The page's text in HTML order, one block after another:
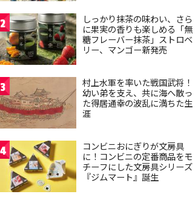
しっかり抹茶の味わい、さら
に果実の香りも楽しめる「無
糖フレーバー抹茶」ストロベ
リー、マンゴー新発売
村上水軍を率いた戦国武将！
幼い弟を支え、共に海へ散っ
た得居通幸の波乱に満ちた生
涯
コンビニおにぎりが文房具
に！コンビニの定番商品をモ
チーフにした文房具シリーズ
『ジムマート』誕生